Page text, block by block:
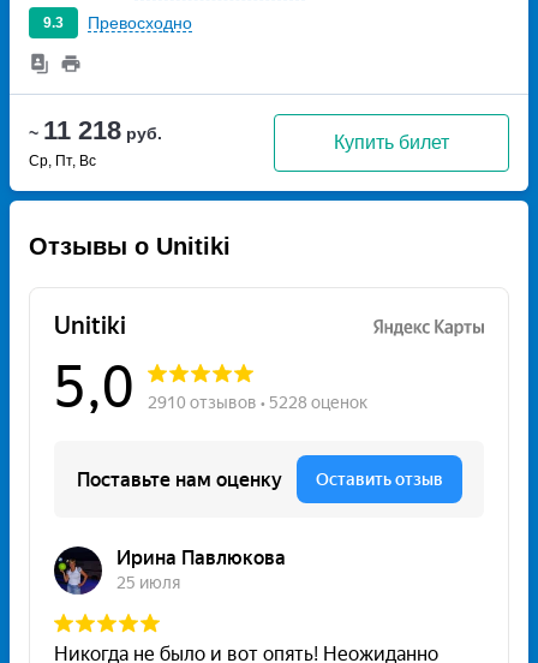
~ 11 218 руб.
Ср, Пт, Вс
Купить билет
9.3 Превосходно
Отзывы о Unitiki